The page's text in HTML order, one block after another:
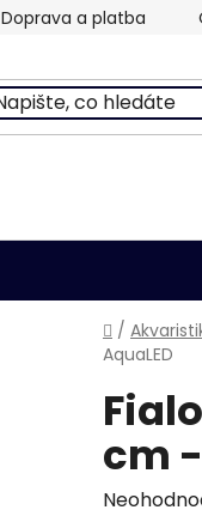
Doprava a platba
Domů
/
AquaLED
cm
Průměrné